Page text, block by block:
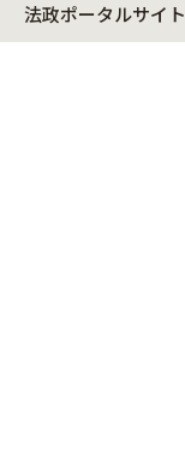
法政ポータルサイト